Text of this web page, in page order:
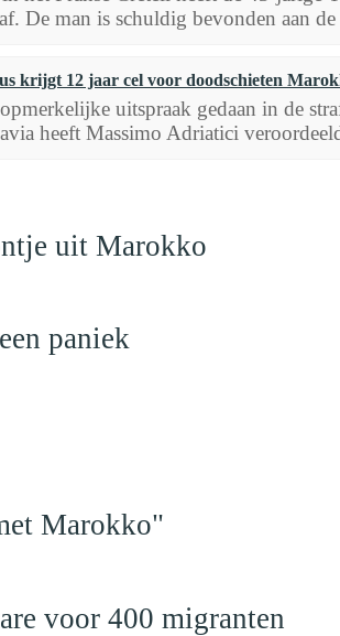
De man is schuldig bevonden aan
krijgt 12 jaar cel voor doodschieten
uitspraak gedaan in de
heeft Massimo Adriatici
uit Marokko
paniek
Marokko"
voor 400 migranten